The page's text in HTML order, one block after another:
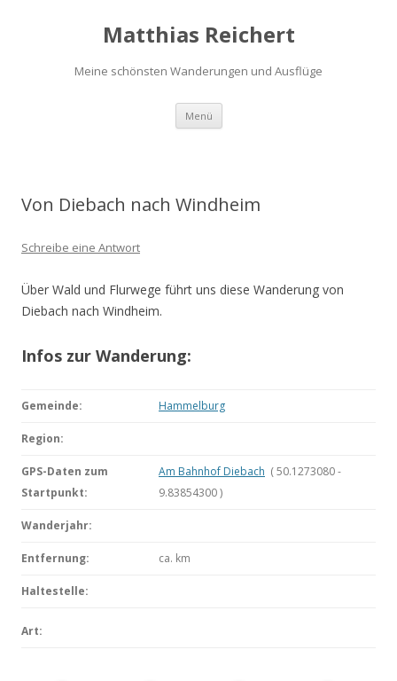
Matthias Reichert
Meine schönsten Wanderungen und Ausflüge
Menü Zum
springen
Von Diebach nach Windheim
Schreibe eine Antwort
Über Wald und Flurwege führt uns diese Wanderung von
Diebach nach Windheim.
Infos zur Wanderung:
Gemeinde: Hammelburg
Region:
GPS-Daten zum
Startpunkt:
Am Bahnhof Diebach ( 50.1273080 -
9.83854300 )
Wanderjahr:
Entfernung: ca. km
Haltestelle:
Art: